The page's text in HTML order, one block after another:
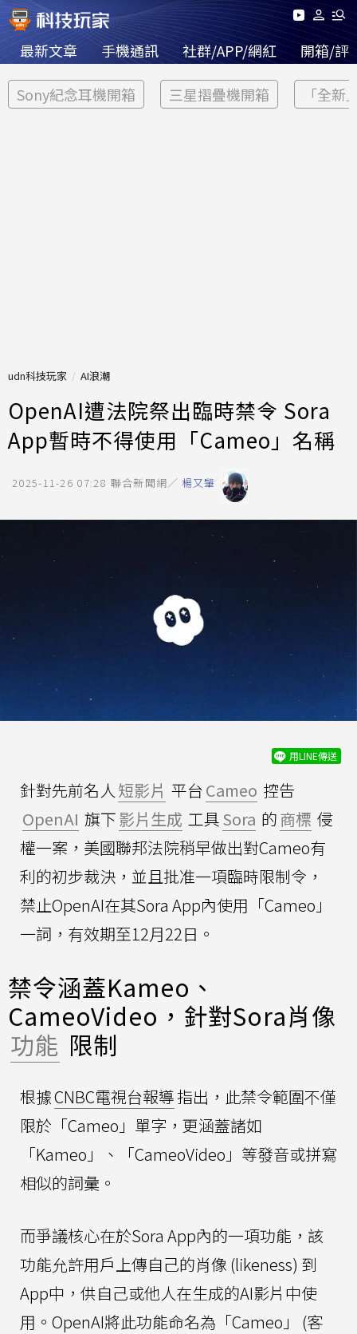
最新文章 手機通訊 社群/APP/網紅 開箱/評
Sony紀念耳機開箱 三星摺疊機開箱 「全新
udn科技玩家 AI浪潮
OpenAI遭法院祭出臨時禁令 Sora
App暫時不得使用「Cameo」名稱
2025-11-26 07:28 聯合新聞網／ 楊又肇
用LINE傳送
針對先前名人短影片 平台Cameo 控告
OpenAI 旗下影片生成 工具Sora 的商標 侵
權一案，美國聯邦法院稍早做出對Cameo有
利的初步裁決，並且批准一項臨時限制令，
禁止OpenAI在其Sora App內使用「Cameo」
一詞，有效期至12月22日。
禁令涵蓋Kameo、
CameoVideo，針對Sora肖像
功能 限制
根據CNBC電視台報導指出，此禁令範圍不僅
限於「Cameo」單字，更涵蓋諸如
「Kameo」、「CameoVideo」等發音或拼寫
相似的詞彙。
而爭議核心在於Sora App內的一項功能，該
功能允許用戶上傳自己的肖像 (likeness) 到
App中，供自己或他人在生成的AI影片中使
用。OpenAI將此功能命名為「Cameo」 (客